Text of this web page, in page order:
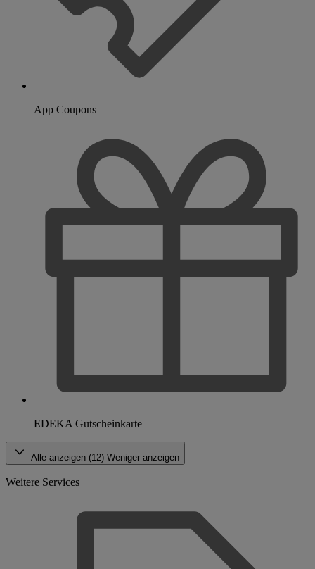
App Coupons
EDEKA Gutscheinkarte
Alle anzeigen (12) Weniger anzeigen
Weitere Services